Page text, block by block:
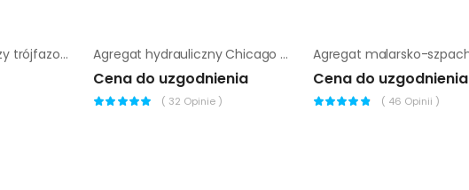
Agregat prądotwórczy trójfazowy Endress ESE 1506 DLS ES DI Agregat hydrauliczny Chicago Pneumatic PAC P18 TWIN
Cena do uzgodnienia
( 32 Opinie )
Cena do uzgodnienia
( 46 Opinii )